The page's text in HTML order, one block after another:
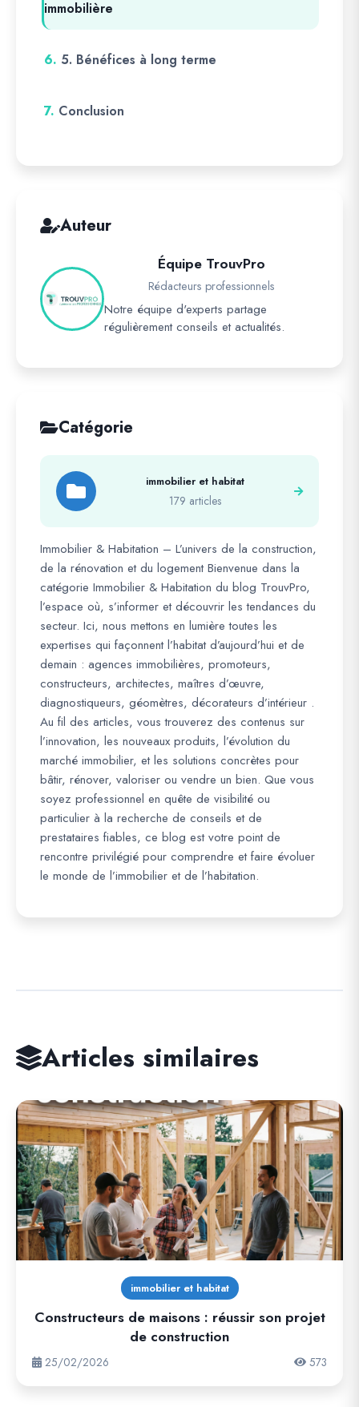
immobilière
6. 5. Bénéfices à long terme
7. Conclusion
Auteur
Équipe TrouvPro
Rédacteurs professionnels
Notre équipe d'experts partage
régulièrement conseils et actualités.
Catégorie
immobilier et habitat
179 articles
Immobilier & Habitation – L’univers de la construction,
de la rénovation et du logement Bienvenue dans la
catégorie Immobilier & Habitation du blog TrouvPro,
l’espace où, s’informer et découvrir les tendances du
secteur. Ici, nous mettons en lumière toutes les
expertises qui façonnent l’habitat d’aujourd’hui et de
demain : agences immobilières, promoteurs,
constructeurs, architectes, maîtres d’œuvre,
diagnostiqueurs, géomètres, décorateurs d’intérieur .
Au fil des articles, vous trouverez des contenus sur
l’innovation, les nouveaux produits, l’évolution du
marché immobilier, et les solutions concrètes pour
bâtir, rénover, valoriser ou vendre un bien. Que vous
soyez professionnel en quête de visibilité ou
particulier à la recherche de conseils et de
prestataires fiables, ce blog est votre point de
rencontre privilégié pour comprendre et faire évoluer
le monde de l’immobilier et de l’habitation.
Articles similaires
immobilier et habitat
Constructeurs de maisons : réussir son projet
de construction
25/02/2026 573